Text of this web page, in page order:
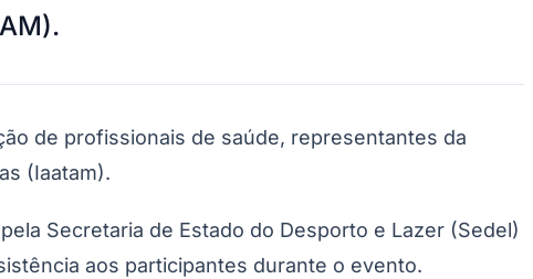
de profissionais de saúde, representantes da
(Iaatam).
Secretaria de Estado do Desporto e Lazer (Sedel)
aos participantes durante o evento.